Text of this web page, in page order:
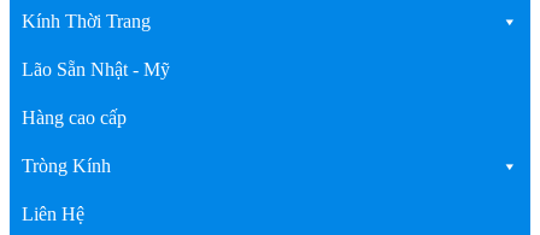
Kính Thời Trang
Lão Sẵn Nhật - Mỹ
Hàng cao cấp
Tròng Kính
Liên Hệ